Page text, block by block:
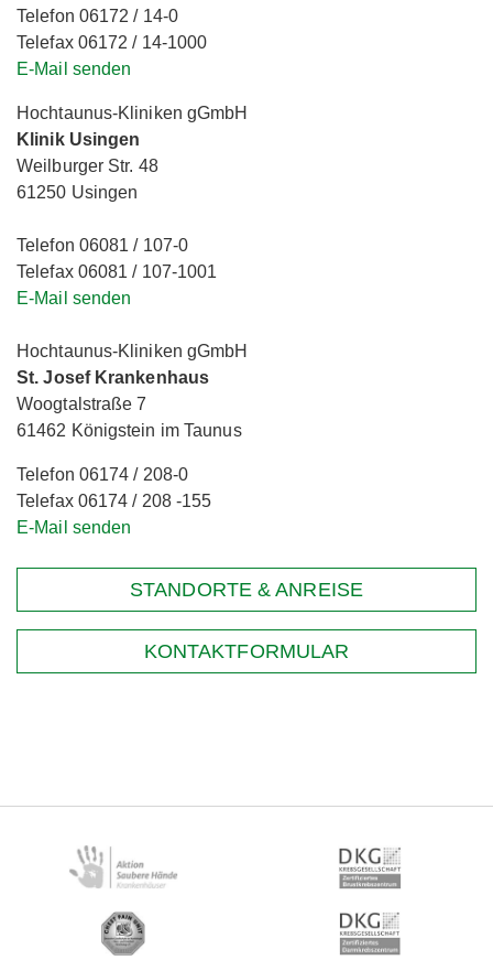
Telefon 06172 / 14-0
Telefax 06172 / 14-1000
E-Mail senden
Hochtaunus-Kliniken gGmbH
Klinik Usingen
Weilburger Str. 48
61250 Usingen
Telefon 06081 / 107-0
Telefax 06081 / 107-1001
E-Mail senden
Hochtaunus-Kliniken gGmbH
St. Josef Krankenhaus
Woogtalstraße 7
61462 Königstein im Taunus
Telefon 06174 / 208-0
Telefax 06174 / 208 -155
E-Mail senden
STANDORTE & ANREISE
KONTAKTFORMULAR